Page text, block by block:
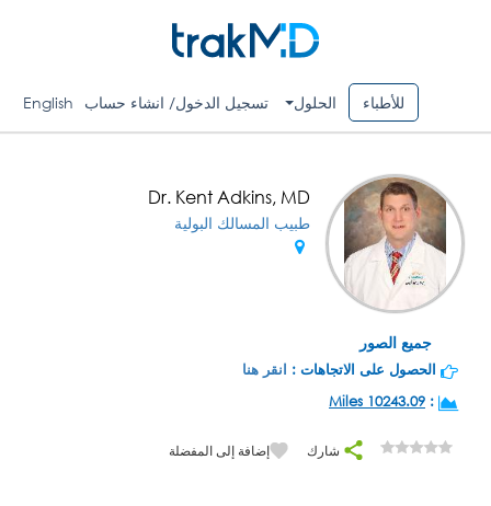
للأطباء الحلول تسجيل الدخول/ انشاء حساب English
جميع الصور
Dr. Kent Adkins, MD
طبيب المسالك البولية
الحصول على الاتجاهات : انقر هنا
:
10243.09 Miles
شارك إضافة إلى المفضلة